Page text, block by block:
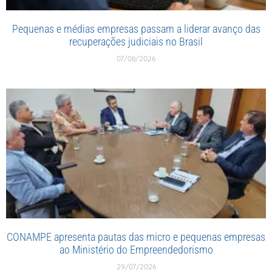
Pequenas e médias empresas passam a liderar avanço das
recuperações judiciais no Brasil
07/08/2026
CONAMPE apresenta pautas das micro e pequenas empresas
ao Ministério do Empreendedorismo
29/07/2026